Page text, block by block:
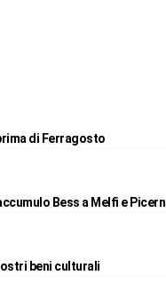
di Ferragosto
Bess a Melfi e
beni culturali